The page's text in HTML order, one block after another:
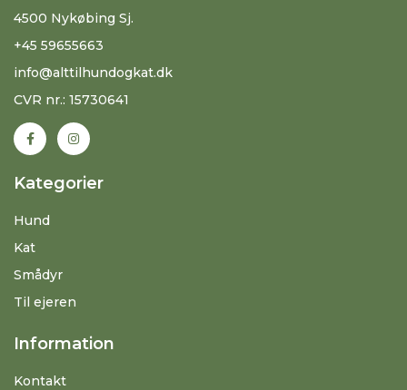
4500 Nykøbing Sj.
+45 59655663
info@alttilhundogkat.dk
CVR nr.: 15730641
Kategorier
Hund
Kat
Smådyr
Til ejeren
Information
Kontakt